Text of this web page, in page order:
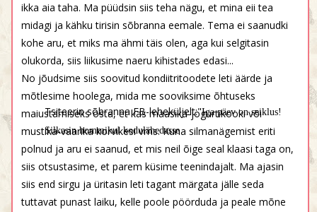
Tsiteerin sõbranna FB-leheküljelt:"Iga päev on seiklus!
Silkasin hommikul kodulähedasse
ikka aia taha. Ma püüdsin siis teha nägu, et mina eii tea
midagi ja kähku tirisin sõbranna eemale. Tema ei saanudki
kohe aru, et miks ma ähmi täis olen, aga kui selgitasin
olukorda, siis liikusime naeru kihistades edasi...
No jõudsime siis soovitud kondiitritoodete leti äärde ja
mõtlesime hoolega, mida me sooviksime õhtuseks
maiustamiseks osta, et kas maasika-jogurtikooki või
mustika-vaarika korvikesi vms. Kuna silmanägemist eriti
polnud ja aru ei saanud, et mis neil õige seal klaasi taga on,
siis otsustasime, et parem küsime teenindajalt. Ma ajasin
siis end sirgu ja üritasin leti tagant märgata jälle seda
tuttavat punast laiku, kelle poole pöörduda ja peale mõne